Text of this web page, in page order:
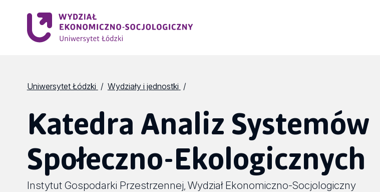
Uniwersytet Łódzki Wydziały i jednostki
Katedra Analiz Systemów
Społeczno-Ekologicznych
Instytut Gospodarki Przestrzennej Wydział Ekonomiczno-Socjologiczny